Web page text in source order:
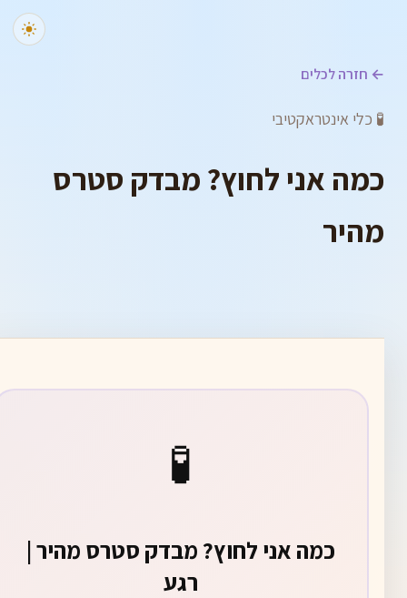
← חזרה לכלים
🧪 כלי אינטראקטיבי
כמה אני לחוץ? מבדק סטרס
מהיר
🧪
כמה אני לחוץ? מבדק סטרס מהיר |
רגע